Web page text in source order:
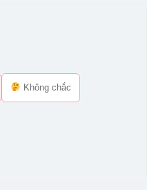
Không chắc